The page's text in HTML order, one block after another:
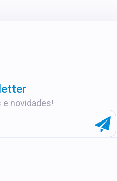
novidades!